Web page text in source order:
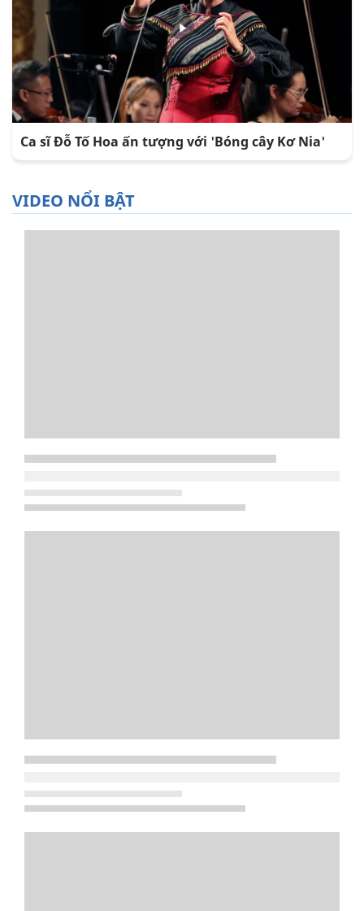
Ca sĩ Đỗ Tố Hoa ấn tượng với 'Bóng cây Kơ Nia'
VIDEO NỔI BẬT